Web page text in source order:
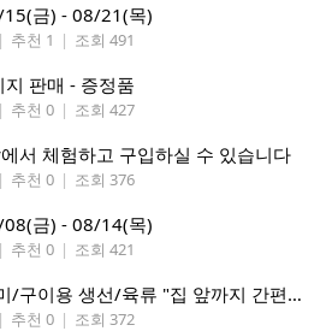
금) - 08/21(목)
| 추천 1 | 조회 491
판매 - 증정품
| 추천 0 | 조회 427
서 체험하고 구입하실 수 있습니다
| 추천 0 | 조회 376
금) - 08/14(목)
| 추천 0 | 조회 421
시애틀 프리미엄 사시미/구이용 생선/육류 "집 앞까지 간편하게" – 영오션닷컴
| 추천 0 | 조회 372